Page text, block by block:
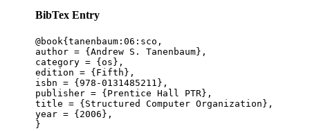
BibTex Entry
@book{tanenbaum:06:sco,
author = {Andrew S. Tanenbaum},
category = {os},
edition = {Fifth},
isbn = {978-0131485211},
publisher = {Prentice Hall PTR},
title = {Structured Computer Organization},
year = {2006},
}